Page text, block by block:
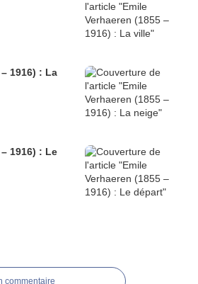
1916) : La
1916) : Le
commentaire